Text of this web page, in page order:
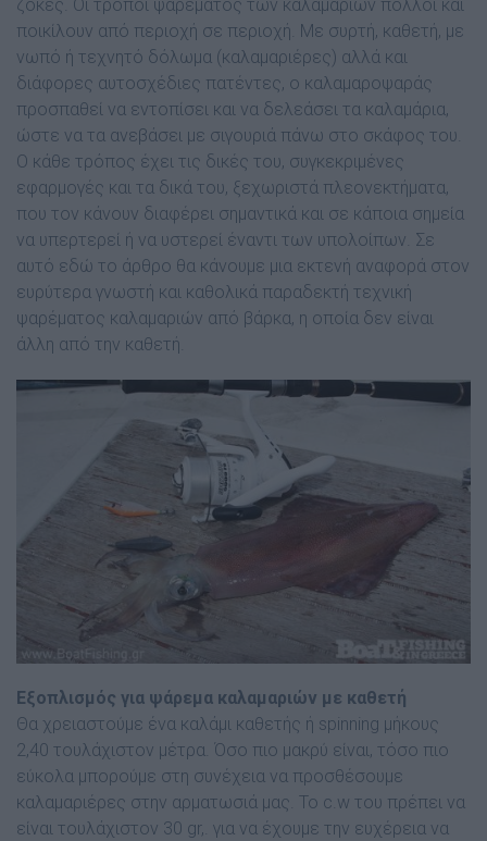
ζόκες. Οι τρόποι ψαρέματος των καλαμαριών πολλοί και
ποικίλουν από περιοχή σε περιοχή. Με συρτή, καθετή, με
νωπό ή τεχνητό δόλωμα (καλαμαριέρες) αλλά και
διάφορες αυτοσχέδιες πατέντες, ο καλαμαροψαράς
προσπαθεί να εντοπίσει και να δελεάσει τα καλαμάρια,
ώστε να τα ανεβάσει με σιγουριά πάνω στο σκάφος του.
Ο κάθε τρόπος έχει τις δικές του, συγκεκριμένες
εφαρμογές και τα δικά του, ξεχωριστά πλεονεκτήματα,
που τον κάνουν διαφέρει σημαντικά και σε κάποια σημεία
να υπερτερεί ή να υστερεί έναντι των υπολοίπων. Σε
αυτό εδώ το άρθρο θα κάνουμε μια εκτενή αναφορά στον
ευρύτερα γνωστή και καθολικά παραδεκτή τεχνική
ψαρέματος καλαμαριών από βάρκα, η οποία δεν είναι
άλλη από την καθετή.
Εξοπλισμός για ψάρεμα καλαμαριών με καθετή
Θα χρειαστούμε ένα καλάμι καθετής ή spinning μήκους
2,40 τουλάχιστον μέτρα. Όσο πιο μακρύ είναι, τόσο πιο
εύκολα μπορούμε στη συνέχεια να προσθέσουμε
καλαμαριέρες στην αρματωσιά μας. Το c.w του πρέπει να
είναι τουλάχιστον 30 gr,. για να έχουμε την ευχέρεια να